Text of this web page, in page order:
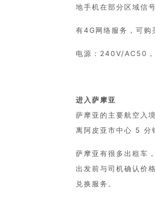
地手机在部分区域信
有4G网络服务，可购
电源：240V/AC50，
进入萨摩亚
萨摩亚的主要航空入
离阿皮亚市中心 5 分
萨摩亚有很多出租车
出发前与司机确认价
兑换服务。